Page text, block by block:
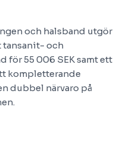
och halsband utgör
tansanit- och
för 55 006 SEK samt ett
kompletterande
dubbel närvaro på